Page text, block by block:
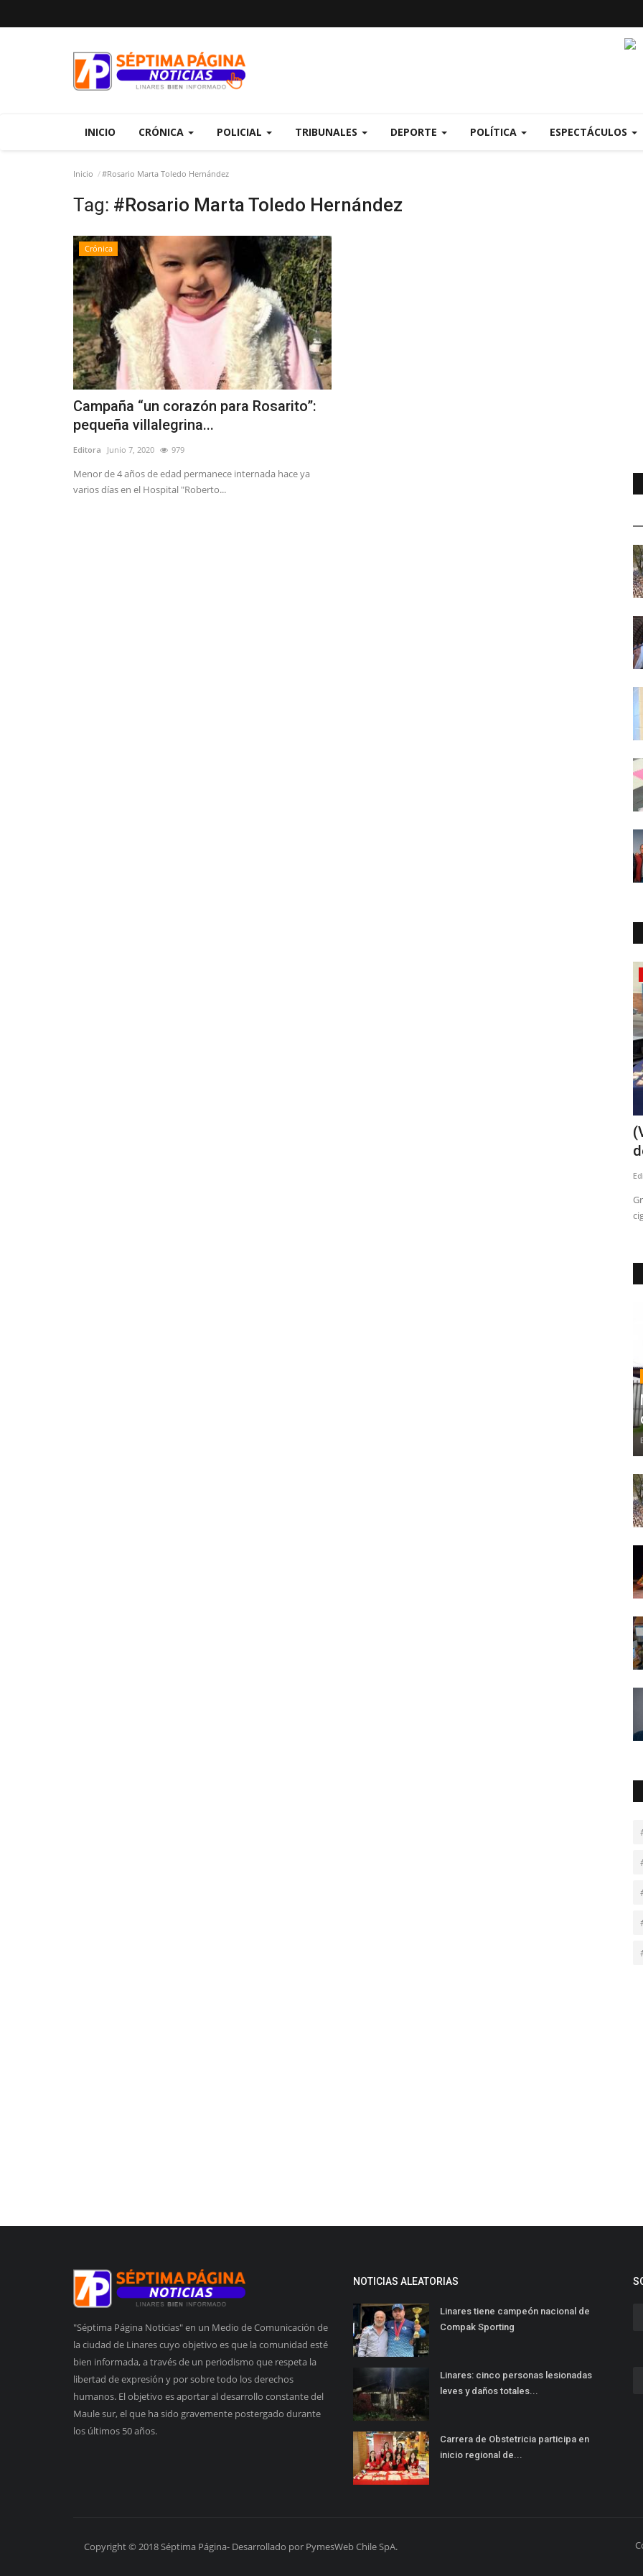
INICIO CRÓNICA POLICIAL TRIBUNALES DEPORTE POLÍTICA ESPECTÁCULOS
Inicio #Rosario Marta Toledo Hernández
Tag: #Rosario Marta Toledo Hernández
Crónica
Campaña “un corazón para Rosarito”:
pequeña villalegrina...
Editora Junio 7, 2020 979
Menor de 4 años de edad permanece internada hace ya
varios días en el Hospital "Roberto...
"Séptima Página Noticias" en un Medio de Comunicación de
la ciudad de Linares cuyo objetivo es que la comunidad esté
bien informada, a través de un periodismo que respeta la
libertad de expresión y por sobre todo los derechos
humanos. El objetivo es aportar al desarrollo constante del
Maule sur, el que ha sido gravemente postergado durante
los últimos 50 años.
NOTICIAS ALEATORIAS
Linares tiene campeón nacional de
Compak Sporting
Linares: cinco personas lesionadas
leves y daños totales...
Carrera de Obstetricia participa en
inicio regional de...
Copyright © 2018 Séptima Página- Desarrollado por PymesWeb Chile SpA.